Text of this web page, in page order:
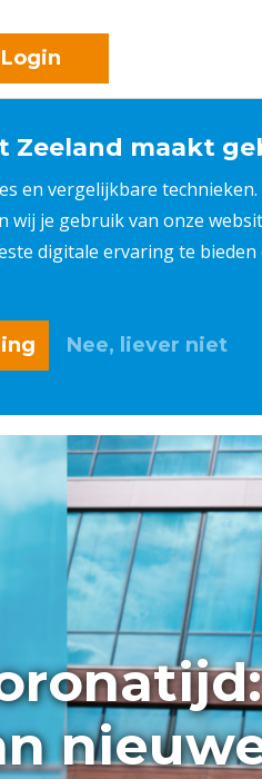
Login
Zeeland maakt
en vergelijkbare
wij je gebruik van onze
digitale ervaring te
Nee, liever niet